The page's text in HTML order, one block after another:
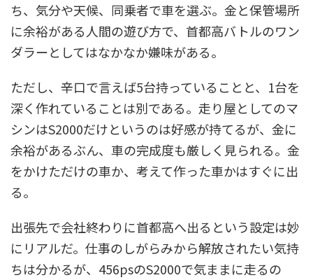
ち、気分や天候、同乗者で車を選ぶ。金と保管場所
に余裕がある人間の遊び方で、首都高バトルのワン
ダラーとしてはなかなか嫌味がある。
ただし、辛口で言えば5台持っていることと、1台を
深く作れていることは別である。走り屋としてのマ
シンはS2000だけというのは好感が持てるが、金に
余裕があるぶん、車の完成度も厳しく見られる。金
をかけただけの車か、考えて作った車かはすぐに出
る。
出張先で会社終わりに首都高へ出るという設定は妙
にリアルだ。仕事のしがらみから解放されたい気持
ちは分かるが、456psのS2000で気ままに走るの